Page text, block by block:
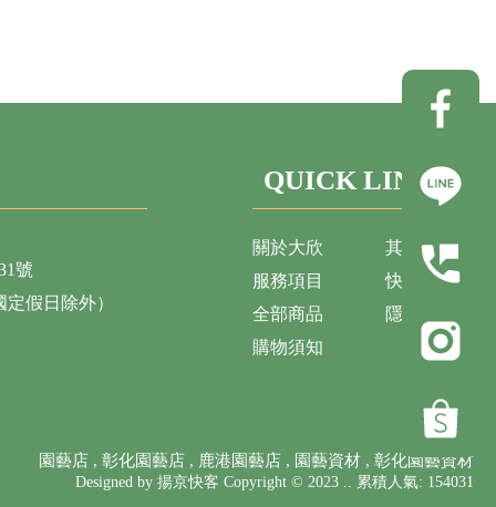
號
假日除外）
QUICK LINK
關於大欣
服務項目
全部商品
購物須知
其他商店
快速聯繫
隱私權政策
園藝店 彰化園藝店 鹿港園藝店 園藝資材 彰化園藝資材
Designed by 揚京快客 Copyright © 2023 .. 累積人氣: 154031